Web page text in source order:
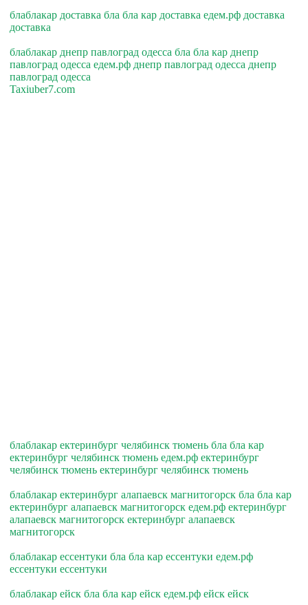
блаблакар доставка бла бла кар доставка едем.рф доставка
доставка
блаблакар днепр павлоград одесса бла бла кар днепр
павлоград одесса едем.рф днепр павлоград одесса днепр
павлоград одесса
Taxiuber7.com
блаблакар ектеринбург челябинск тюмень бла бла кар
ектеринбург челябинск тюмень едем.рф ектеринбург
челябинск тюмень ектеринбург челябинск тюмень
блаблакар ектеринбург алапаевск магнитогорск бла бла кар
ектеринбург алапаевск магнитогорск едем.рф ектеринбург
алапаевск магнитогорск ектеринбург алапаевск
магнитогорск
блаблакар ессентуки бла бла кар ессентуки едем.рф
ессентуки ессентуки
блаблакар ейск бла бла кар ейск едем.рф ейск ейск